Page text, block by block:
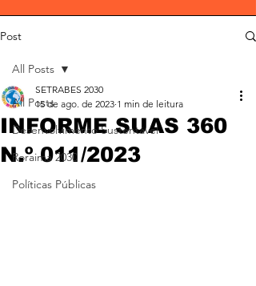
Post
All Posts
Desenvolvimento Sustentável
Roraima 2030
Políticas Públicas
All Posts
INFORME SUAS 360
N.º 011/2023
SETRABES 2030
15 de ago. de 2023 1 min de leitura